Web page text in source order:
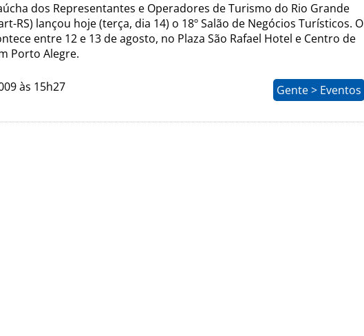
dos Representantes e Operadores de Turismo do Rio Grande
RS) lançou hoje (terça, dia 14) o 18º Salão de Negócios Turísticos. O
entre 12 e 13 de agosto, no Plaza São Rafael Hotel e Centro de
Porto Alegre.
às 15h27 Gente > Eventos